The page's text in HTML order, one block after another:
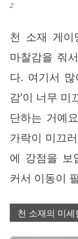
2
천 소재 게이
마찰감을 줘
다. 여기서 많
감’이 너무
단하는 거예
가락이 미끄
에 강점을 보
커서 이동이
천 소재의 미